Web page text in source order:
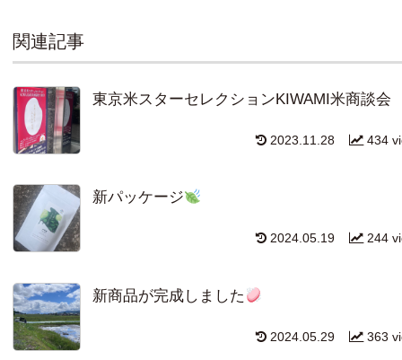
関連記事
東京米スターセレクションKIWAMI米商談会
434
2023.11.28
新パッケージ
244
2024.05.19
新商品が完成しました
363
2024.05.29